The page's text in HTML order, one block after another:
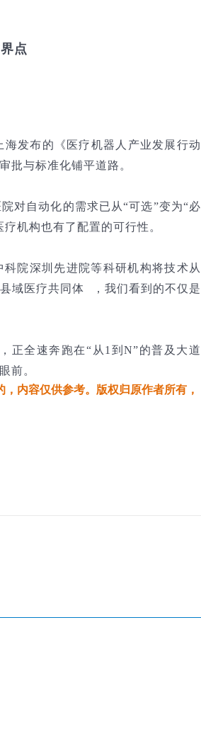
点
发布的《医疗机器人产业发展行动
批与标准化铺平道路。
对自动化的需求已从“可选”变为“必
机构也有了配置的可行性。
院深圳先进院等科研机构将技术从
县域医疗共同体
，我们看到的不仅是
正全速奔跑在“从1到N”的普及大道
前。
内容仅供参考。版权归原作者所有，